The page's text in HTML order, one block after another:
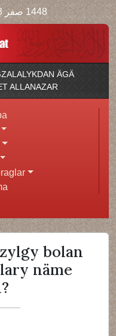
1448 صفر 23
ÄGÄ
ALLANAZAR
bolan
näme